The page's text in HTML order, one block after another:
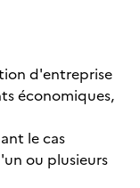
d'entreprise
économiques,
le cas
ou plusieurs